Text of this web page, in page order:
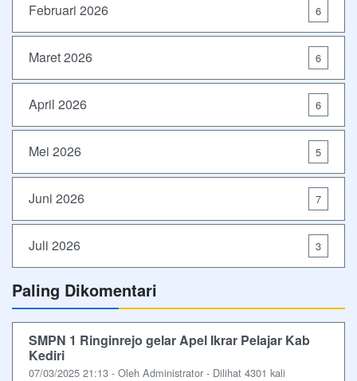
Februari 2026 6
Maret 2026 6
April 2026 6
Mei 2026 5
Juni 2026 7
Juli 2026 3
Paling Dikomentari
SMPN 1 Ringinrejo gelar Apel Ikrar Pelajar Kab
Kediri
07/03/2025 21:13 - Oleh Administrator - Dilihat 4301 kali